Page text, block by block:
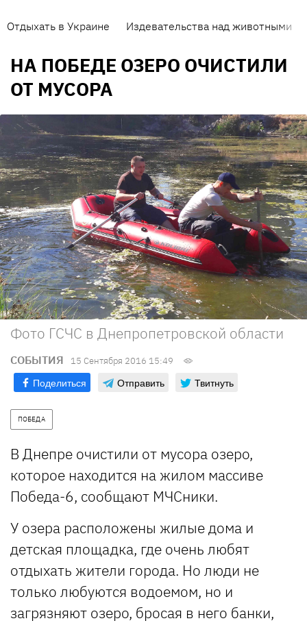
Отдыхать в Украине Издевательства над животными
НА ПОБЕДЕ ОЗЕРО ОЧИСТИЛИ
ОТ МУСОРА
Фото ГСЧС в Днепропетровской области
СОБЫТИЯ 15 Сентября 2016 15:49
Поделиться Отправить Твитнуть
ПОБЕДА
В Днепре очистили от мусора озеро,
которое находится на жилом массиве
Победа-6, сообщают МЧСники.
У озера расположены жилые дома и
детская площадка, где очень любят
отдыхать жители города. Но люди не
только любуются водоемом, но и
загрязняют озеро, бросая в него банки,